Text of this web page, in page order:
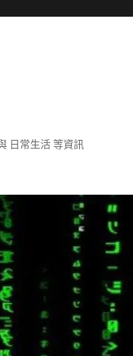
日常生活 等資訊